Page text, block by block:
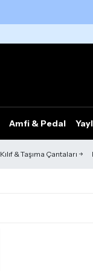
Amfi & Pedal
Kılıf & Taşıma Çantaları